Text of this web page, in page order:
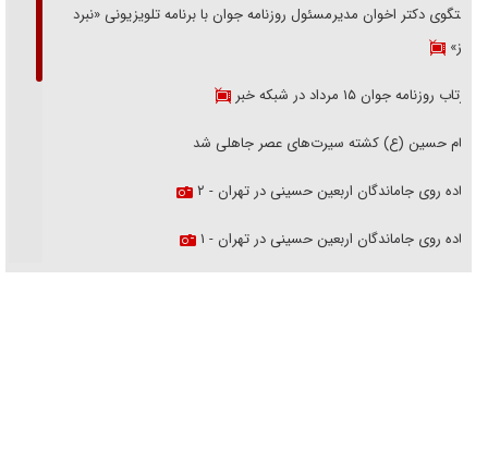
گفتگوی دکتر اخوان مدیرمسئول روزنامه جوان با برنامه تلویزیونی «نبرد
هرمز»
بازتاب روزنامه جوان ۱۵ مرداد در شبکه خبر
امام حسین (ع) کشته سیرت‌های عصر جاهلی شد
پیاده روی جاماندگان اربعین حسینی در تهران - ۲
پیاده روی جاماندگان اربعین حسینی در تهران - ۱